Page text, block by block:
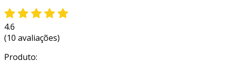
4.6
(10 avaliações)
Produto: